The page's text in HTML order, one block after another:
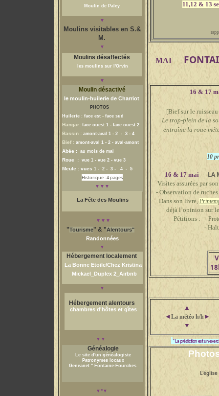
Moulin de Paley
▼
Moulins visitables en S.&
M.
▼
Moulins désaffectés
les moulins sur l'Orvin
▼
Moulin désactivé
le moulin-huilerie de Charriot
PHOTOS
Huilerie : face est- face sud
Hangar: face ouest 1 - face ouest 2
Bassin : amont-aval 1 -2 - 3 - 4
Bief : amont-aval 1 -2- aval-amont
Abée : au mois de mai
Roue : vue 1 - vue 2- vue 3
Meule : vues 1 - 2 - 3 - 4 - 5
Historique : 4 pages
▼▼▼
La Fête des Moulins
▼▼▼
"Tourisme" & "Alentours"
Randonnées
▼
Hébergement localement
La Bonne Etoile/Chez Kristina
Mickael_Duplex 2_ Airbnb
▼
Hébergement alentours
chambres d'hôtes et gîtes
▼▼
Généalogie
Le site d'un généalogiste
Patronymes locaux
Geneanet"Fontaine-Fourches
▼ "▼
11,12 & 13
MAI
16 & 17
[Bief sur le
Le trop-plein de la
entraîne la roue
10
16 & 17 mai LA
Visites assurées par
- Observation de
Dans son livre,
déjà l’opinion sur les
Pétitions : -
- Halte à
▲
◄La météo h/h►
▼
" La prédiction est un
L'église